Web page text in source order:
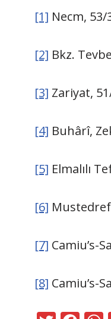
[1] Necm, 53/
[2] Bkz.
[3] Zariyat,
[4] Buhârî,
[5] Elmalılı
[6]
[7] Camiu’s-
[8] Camiu’s-